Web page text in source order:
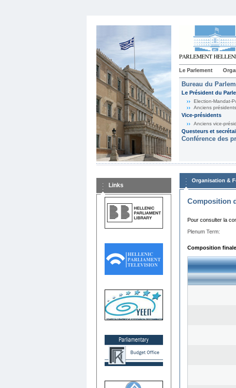
Le Parlement
Bureau du
Le Président du
Election-Mandat-
Anciens présidents
Vice-présidents
Anciens vice-
Questeurs et
Conférence des
Links
Organisation &
Composition
Pour consulter la
Plenum Term:
Composition finale